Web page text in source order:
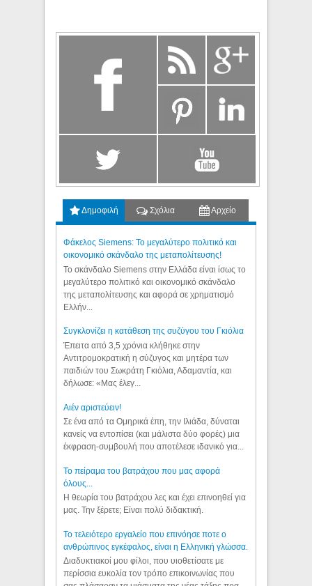
Δημοφιλή Σχόλια Αρχείο
Φάκελος Siemens: Το μεγαλύτερο πολιτικό και
οικονομικό σκάνδαλο της μεταπολίτευσης!
Το σκάνδαλο Siemens στην Ελλάδα είναι ίσως το
μεγαλύτερο πολιτικό και οικονομικό σκάνδαλο
της μεταπολίτευσης και αφορά σε χρηματισμό
Ελλήν...
Συγκλονίζει η κατάθεση της συζύγου του Γκιόλια
Έπειτα από 3,5 χρόνια κλήθηκε στην
Αντιτρομοκρατική η σύζυγος και μητέρα των
παιδιών του Σωκράτη Γκιόλια, Αδαμαντία, και
δήλωσε: «Μας έλεγ...
Aιέν αριστεύειν!
Σε ένα από τα Ομηρικά έπη, την Ιλιάδα, δύναται
κανείς να εντοπίσει (και μάλιστα δύο φορές) μια
έκφραση-συμβουλή που αποτέλεσε ιδανικό για...
Το πείραμα του βατράχου που μας αφορά
όλους...
Η θεωρία του βατράχου λες και έχει επινοηθεί για
μας. Την ξέρετε; Είναι πολύ διδακτική.
Το τελειότερο εργαλείο που επινόησε ποτε ο
ανθρώπινος εγκέφαλος, είναι η Ελληνική γλώσσα.
Διαδυκτιακοί μου φίλοι, που υιοθετίσατε με
περίσσια ευκολία τον τρόπο επικοινωνίας που